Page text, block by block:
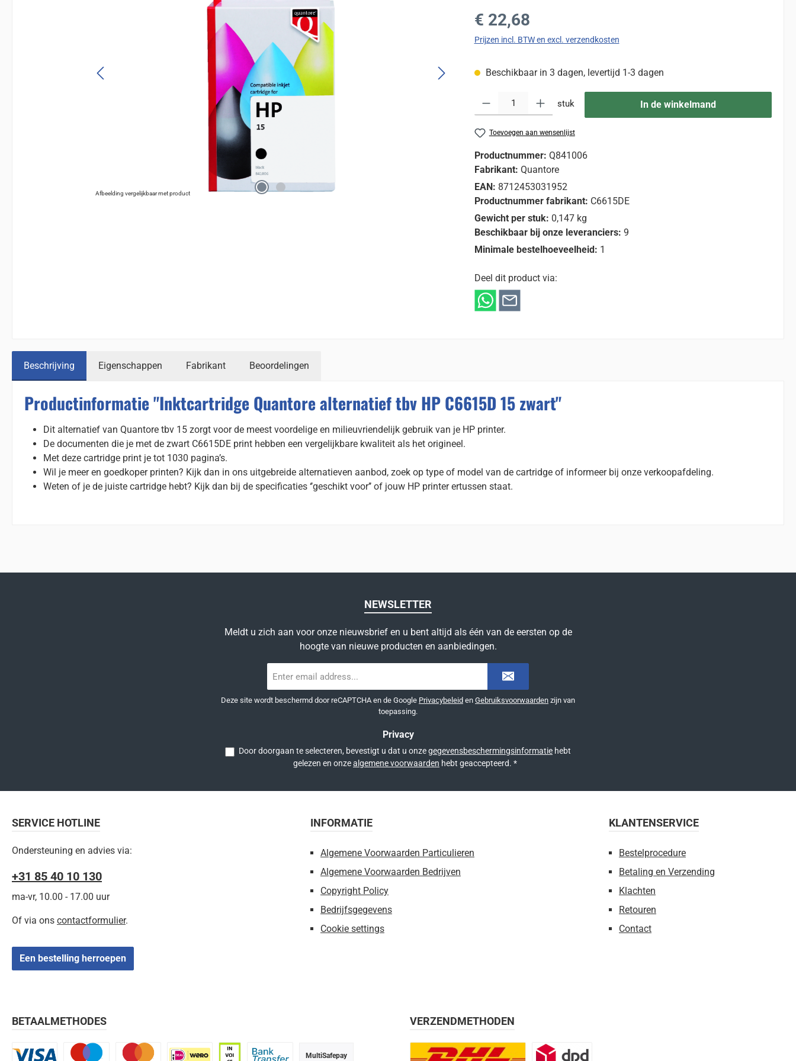
Afbeelding vergelijkbaar met product
Normale prijs:
€ 22,68
Prijzen incl. BTW en excl. verzendkosten
Beschikbaar in 3 dagen, levertijd 1-3 dagen
Producthoeveelheid: Voer de gewenste hoeveelheid in of gebruik de knoppen om de
stuk In de winkelmand
Toevoegen aan wensenlijst
Productnummer: Q841006
Fabrikant: Quantore
EAN: 8712453031952
Productnummer fabrikant: C6615DE
Gewicht per stuk: 0,147 kg
Beschikbaar bij onze leveranciers: 9
Minimale bestelhoeveelheid: 1
Deel dit product via:
Beschrijving Eigenschappen Fabrikant Beoordelingen
Productinformatie "Inktcartridge Quantore alternatief tbv HP C6615D 15 zwart"
Dit alternatief van Quantore tbv 15 zorgt voor de meest voordelige en milieuvriendelijk gebruik van je HP printer.
De documenten die je met de zwart C6615DE print hebben een vergelijkbare kwaliteit als het origineel.
Met deze cartridge print je tot 1030 pagina’s.
Wil je meer en goedkoper printen? Kijk dan in ons uitgebreide alternatieven aanbod, zoek op type of model van de cartridge of informeer bij onze verkoopafdeling.
Weten of je de juiste cartridge hebt? Kijk dan bij de specificaties ‘’geschikt voor’’ of jouw HP printer ertussen staat.
NEWSLETTER
Meldt u zich aan voor onze nieuwsbrief en u bent altijd als één van de eersten op de
hoogte van nieuwe producten en aanbiedingen.
mailadres
Deze site wordt beschermd door reCAPTCHA en de Google Privacybeleid en Gebruiksvoorwaarden zijn van
toepassing.
Privacy
Door doorgaan te selecteren, bevestigt u dat u onzegegevensbeschermingsinformatie hebt
gelezen en onzealgemene voorwaarden hebt geaccepteerd. *
SERVICE HOTLINE
Ondersteuning en advies via:
+31 85 40 10 130
ma-vr, 10.00 - 17.00 uur
Of via ons contactformulier.
Een bestelling herroepen
INFORMATIE
Algemene Voorwaarden Particulieren
Algemene Voorwaarden Bedrijven
Copyright Policy
Bedrijfsgegevens
Cookie settings
KLANTENSERVICE
Bestelprocedure
Betaling en Verzending
Klachten
Retouren
Contact
BETAALMETHODES
MultiSafepay
VERZENDMETHODEN